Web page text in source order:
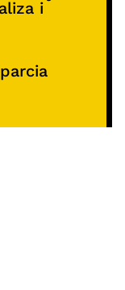
i
„Miłość